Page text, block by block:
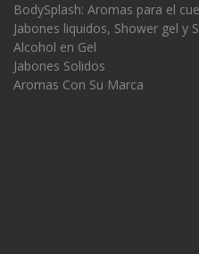
BodySplash: Aromas para el
Jabones liquidos, Shower gel y
Alcohol en Gel
Jabones Solidos
Aromas Con Su Marca